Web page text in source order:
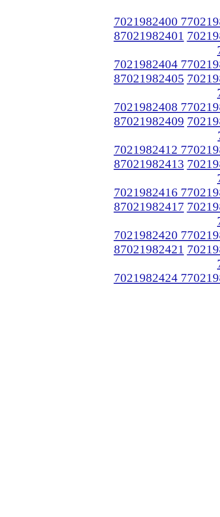
7021982400
87021982401
7021982404
87021982405
7021982408
87021982409
7021982412
87021982413
7021982416
87021982417
7021982420
87021982421
7021982424